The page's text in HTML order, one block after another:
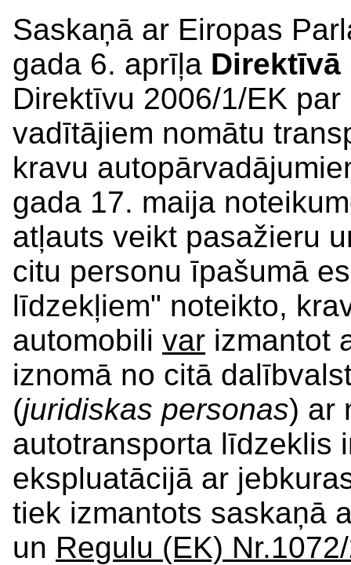
Saskaņā ar Eiropas
gada 6. aprīļa Direktīvā
Direktīvu 2006/1/EK
vadītājiem nomātu
kravu
gada 17. maija
atļauts veikt pasažieru
citu personu īpašumā
līdzekļiem" noteikto,
automobili var izmantot
iznomā no citā
(juridiskas personas) ar
autotransporta līdzeklis
ekspluatācijā ar
tiek izmantots saskaņā
un Regulu (EK)